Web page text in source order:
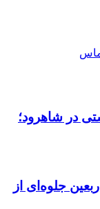
در شاهرود؛
جلوه‌ای از